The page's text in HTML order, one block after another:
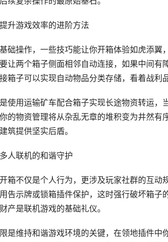
升游戏效率的进阶方法
础操作，一些技巧能让你开箱体验如虎添
让两个箱子侧面相邻自动连接，如果中间有
箱子可以实现自动物品分类存储，看着战利
使用运输矿车配合箱子实现长途物资转运
的物资管理将从杂乱无章的堆积变为井然
筑提供坚实后盾。
人联机的和谐守护
箱不仅是个人行为，更涉及玩家社群的互
告示牌或锁箱插件保护，这时强行破坏箱
产是联机游戏的基础礼仪。
是维持和谐游戏环境的关键，在领地插件